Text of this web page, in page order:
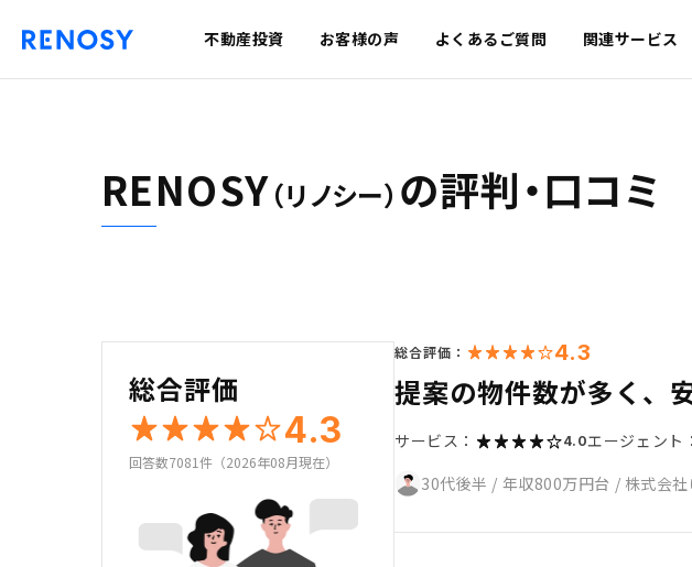
不動産投資 お客様の声 よくあるご質問 関連サービス
RENOSY（リノシー） の評判・口コミ
総合評価
4.3
回答数7081件（2026年08月現在）
総合評価： 4.3
提案の物件数が多く、
サービス： 4.0エージェント：
30代後半 / 年収800万円台 / 株式会